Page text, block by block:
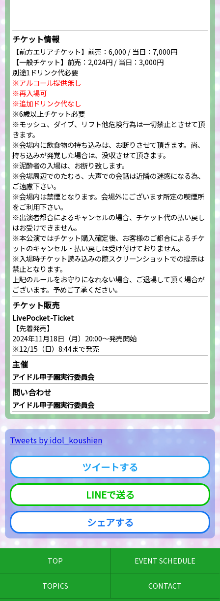
チケット情報
【前方エリアチケット】前売：6,000 / 当日：7,000円
【一般チケット】前売：2,024円 / 当日：3,000円
別途1ドリンク代必要
※アルコール提供無し
※再入場可
※追加ドリンク代なし
※6歳以上チケット必要
※モッシュ、ダイブ、リフト他危険行為は一切禁止とさせて頂
きます。
※会場内に飲食物の持ち込みは、お断りさせて頂きます。尚、
持ち込みが発覚した場合は、没収させて頂きます。
※泥酔者の入場は、お断り致します。
※会場周辺でのたむろ、大声での会話は近隣の迷惑になる為、
ご遠慮下さい。
※会場内は禁煙となります。会場外にございます所定の喫煙所
をご利用下さい。
※出演者都合によるキャンセルの場合、チケット代の払い戻し
はお受けできません。
※本公演ではチケット購入確定後、お客様のご都合によるチケ
ットのキャンセル・払い戻しは受け付けておりません。
※入場時チケット読み込みの際スクリーンショットでの提示は
禁止となります。
上記のルールをお守りになれない場合、ご退場して頂く場合が
ございます。予めご了承ください。
チケット販売
LivePocket-Ticket
【先着発売】
2024年11月18日（月）20:00～発売開始
※12/15（日）8:44まで発売
主催
アイドル甲子園実行委員会
問い合わせ
アイドル甲子園実行委員会
Tweets by idol_koushien
ツイートする
LINEで送る
シェアする
TOP EVENT SCHEDULE
TOPICS CONTACT